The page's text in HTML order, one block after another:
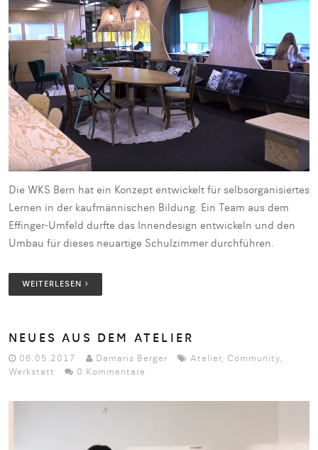
Die WKS Bern hat ein Konzept entwickelt für selbsorganisiertes
Lernen in der kaufmännischen Bildung. Ein Team aus dem
Effinger-Umfeld durfte das Innendesign entwickeln und den
Umbau für dieses neuartige Schulzimmer durchführen.
WEITERLESEN
NEUES AUS DEM ATELIER
06.05.2017 Damaris Berger Atelier, Community,
Werkstatt
0 Kommentare